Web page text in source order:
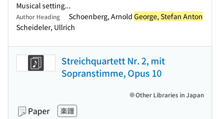
Musical setting...
Author Heading Schoenberg, Arnold George, Stefan Anton
Scheideler, Ullrich
Streichquartett Nr. 2, mit
Sopranstimme, Opus 10
Paper 楽譜
Other Libraries in Japan